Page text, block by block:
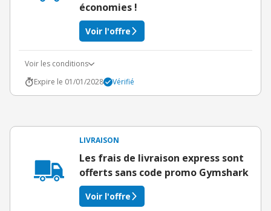
économies !
Voir l'offre
Voir les conditions
Expire le 01/01/2028
Vérifié
LIVRAISON
Les frais de livraison express sont
offerts sans code promo Gymshark
Voir l'offre